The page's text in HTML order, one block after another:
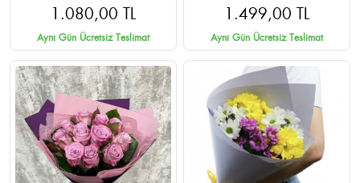
1.080,00 TL
Aynı Gün Ücretsiz Teslimat
1.499,00 TL
Aynı Gün Ücretsiz Teslimat